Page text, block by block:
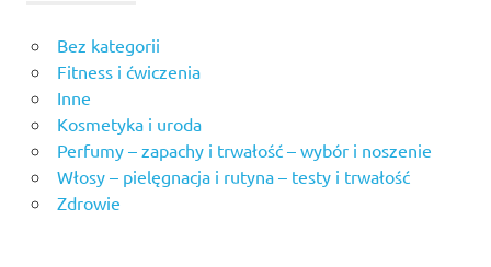
Bez kategorii
Fitness i ćwiczenia
Inne
Kosmetyka i uroda
Perfumy – zapachy i trwałość – wybór i noszenie
Włosy – pielęgnacja i rutyna – testy i trwałość
Zdrowie